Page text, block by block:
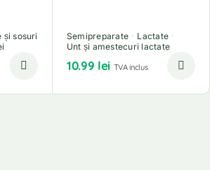
și sosuri
Semipreparate
Lactate
Unt și amestecuri lactate
10.99 lei TVA inclus